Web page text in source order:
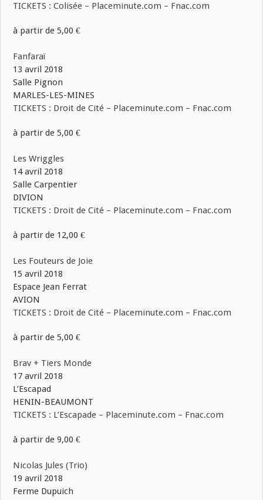
TICKETS : Colisée – Placeminute.com – Fnac.com
à partir de 5,00 €
Fanfaraï
13 avril 2018
Salle Pignon
MARLES-LES-MINES
TICKETS : Droit de Cité – Placeminute.com – Fnac.com
à partir de 5,00 €
Les Wriggles
14 avril 2018
Salle Carpentier
DIVION
TICKETS : Droit de Cité – Placeminute.com – Fnac.com
à partir de 12,00 €
Les Fouteurs de Joie
15 avril 2018
Espace Jean Ferrat
AVION
TICKETS : Droit de Cité – Placeminute.com – Fnac.com
à partir de 5,00 €
Brav + Tiers Monde
17 avril 2018
L’Escapad
HENIN-BEAUMONT
TICKETS : L’Escapade – Placeminute.com – Fnac.com
à partir de 9,00 €
Nicolas Jules (Trio)
19 avril 2018
Ferme Dupuich